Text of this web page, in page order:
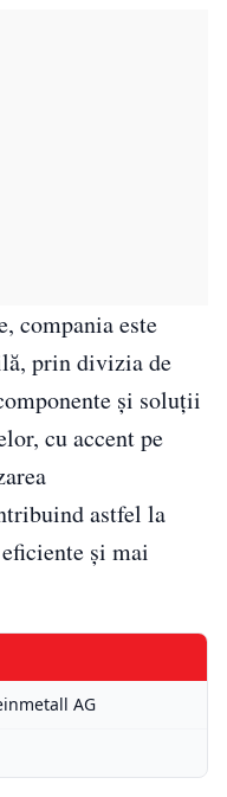
compania este
prin divizia de
și soluții
cu accent pe
astfel la
și mai
AG